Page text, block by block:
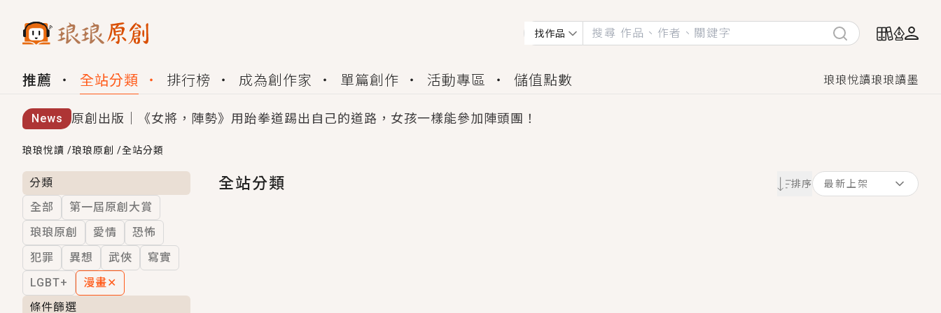
找作品
推薦 全站分類 排行榜 成為創作家 單篇創作 活動專區 儲值點數 琅琅悅讀琅琅讀墨
News 原創出版｜《女將，陣勢》用跆拳道踢出自己的道路，女孩一樣能參加陣頭團！
創,作家招募｜華文小說創作首選！有機會獲得豐富廣宣資源、專屬服務與獨享福利！
小編心動書單｜《離婚你提的，二婚嫁大佬，你哭什麼？》追妻火葬場！前夫失憶移情別戀，她頭也不回找新歡，他居然還後悔了？
GL｜《夏日與檸檬與重疊世界》炎熱的夏日、檸檬的香氣、互相愛慕的兩位少女，今夏最推純愛GL漫畫！
BL｜《費洛蒙中毒》救命！特殊費洛蒙體質世界觀，無法抗拒的吸引力，已中毒Σ>―(〃°ω°〃)♡→
OMG你嚇到我了｜《陰陽鬼店》上班族買了房子模型，但現實中買下的竟是屬於他的停屍櫃？！
言情｜《國語推行員》每個人心中都有一個連自己也無法改變的永恆， 他的一生將不由自主追逐著她……
琅琅悅讀 /琅琅原創 /全站分類
分類
全部
第一屆原創大賞
琅琅原創
愛情
恐怖
犯罪
異想 武俠
寫實
LGBT+
漫畫✕
條件篩選
全站分類 排序 最新上架